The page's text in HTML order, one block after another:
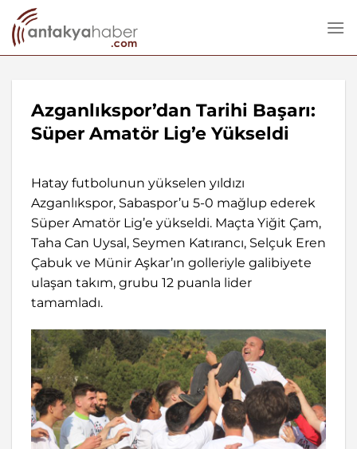
İçeriğe
atla
Azganlıkspor’dan Tarihi Başarı:
Süper Amatör Lig’e Yükseldi
Hatay futbolunun yükselen yıldızı
Azganlıkspor, Sabaspor’u 5-0 mağlup ederek
Süper Amatör Lig’e yükseldi. Maçta Yiğit Çam,
Taha Can Uysal, Seymen Katırancı, Selçuk Eren
Çabuk ve Münir Aşkar’ın golleriyle galibiyete
ulaşan takım, grubu 12 puanla lider
tamamladı.